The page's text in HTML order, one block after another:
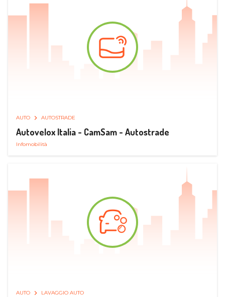
AUTO AUTOSTRADE
Autovelox Italia - CamSam - Autostrade
Infomobilità
AUTO LAVAGGIO AUTO